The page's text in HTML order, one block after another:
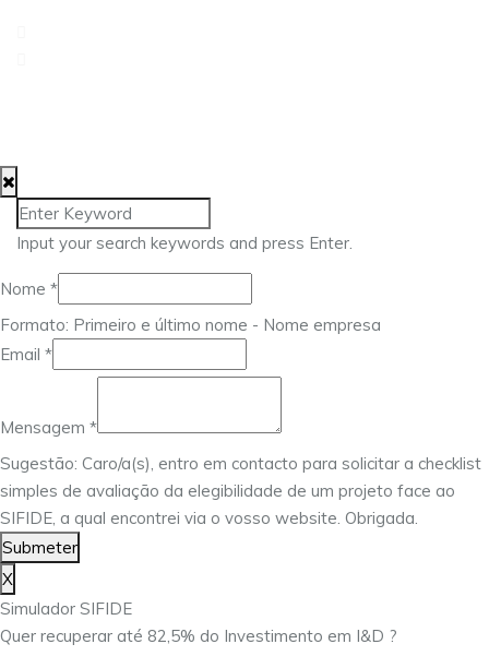
Input your search keywords and press Enter.
Email
Nome
Mensagem
Nome *
Formato: Primeiro e último nome - Nome empresa
Email *
Mensagem *
Sugestão: Caro/a(s), entro em contacto para solicitar a checklist
simples de avaliação da elegibilidade de um projeto face ao
SIFIDE, a qual encontrei via o vosso website. Obrigada.
Submeter
X
Simulador SIFIDE
Quer recuperar até 82,5% do Investimento em I&D ?